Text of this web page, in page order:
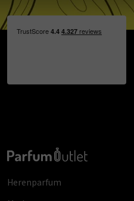
Herenparfum